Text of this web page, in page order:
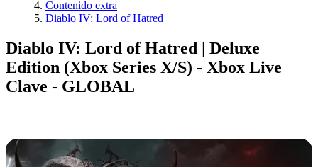
Contenido extra
Diablo IV: Lord of Hatred
Diablo IV: Lord of Hatred | Deluxe
Edition (Xbox Series X/S) - Xbox Live
Clave - GLOBAL